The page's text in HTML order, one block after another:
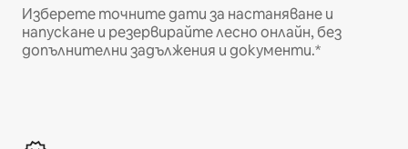
Изберете точните дати за настаняване и
напускане и резервирайте лесно онлайн, без
допълнителни задължения и документи.*